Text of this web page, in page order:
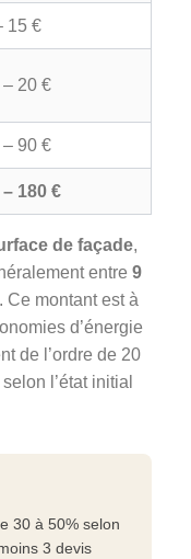
15 €
– 20 €
– 90 €
– 180 €
de façade,
entre 9
Ce montant est à
d’énergie
de l’ordre de 20
l’état initial
30 à 50% selon
3 devis